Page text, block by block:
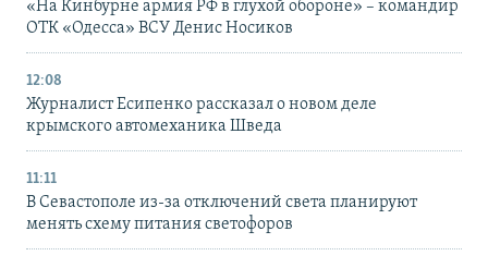
«На Кинбурне армия РФ в глухой обороне» – командир
ОТК «Одесса» ВСУ Денис Носиков
12:08
Журналист Есипенко рассказал о новом деле
крымского автомеханика Шведа
11:11
В Севастополе из-за отключений света планируют
менять схему питания светофоров